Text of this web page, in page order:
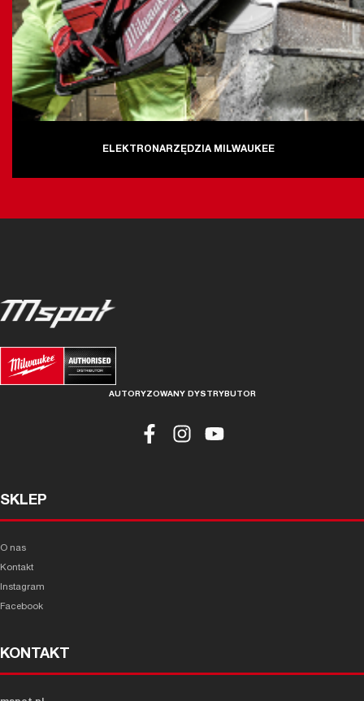
ELEKTRONARZĘDZIA MILWAUKEE
AUTORYZOWANY DYSTRYBUTOR
SKLEP
O nas
Kontakt
Instagram
Facebook
KONTAKT